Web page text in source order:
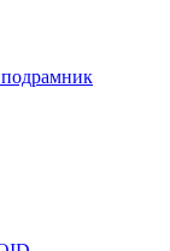
подрамник